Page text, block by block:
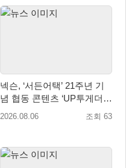
넥슨, ‘서든어택’ 21주년 기
념 협동 콘텐츠 ‘UP투게더’
업데이트
2026.08.06 조회 63